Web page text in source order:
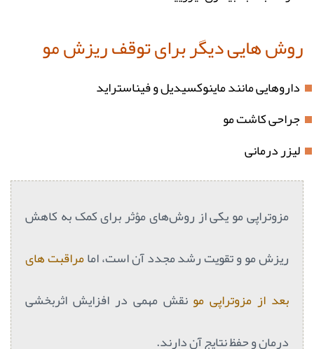
روش هایی دیگر برای توقف ریزش مو
داروهایی مانند ماینوکسیدیل و فیناستراید
جراحی کاشت مو
لیزر درمانی
مزوتراپی مو یکی از روش‌های مؤثر برای کمک به کاهش
ریزش مو و تقویت رشد مجدد آن است، امامراقبت های
بعد از مزوتراپی مو نقش مهمی در افزایش اثربخشی
درمان و حفظ نتایج آن دارند.